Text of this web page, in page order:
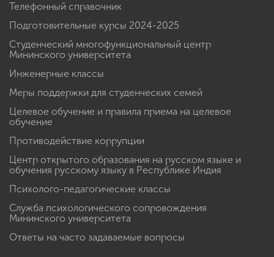
Телефонный справочник
Подготовительные курсы 2024-2025
Студенческий многофункциональный центр
Мининского университета
Инженерные классы
Меры поддержки для студенческих семей
Целевое обучение и правила приема на целевое
обучение
Противодействие коррупции
Центр открытого образования на русском языке и
обучения русскому языку в Республике Индия
Психолого-педагогические классы
Служба психологического сопровождения
Мининского университета
Ответы на часто задаваемые вопросы